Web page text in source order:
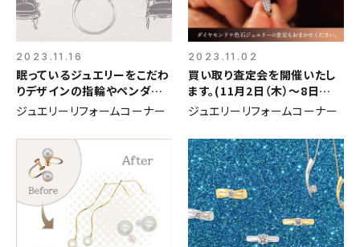
2023.11.16
眠っているジュエリーをこだわ
りデザインの指輪やペンダン
トに
ジュエリーリフォームコーナー
2023.11.02
買い取り査定会を開催いたし
ます。(11月2日（木）～8日
（水）)
ジュエリーリフォームコーナー